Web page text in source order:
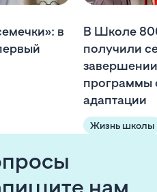
в
В Школе
получили
программы
адаптации
Жизнь школы
нам